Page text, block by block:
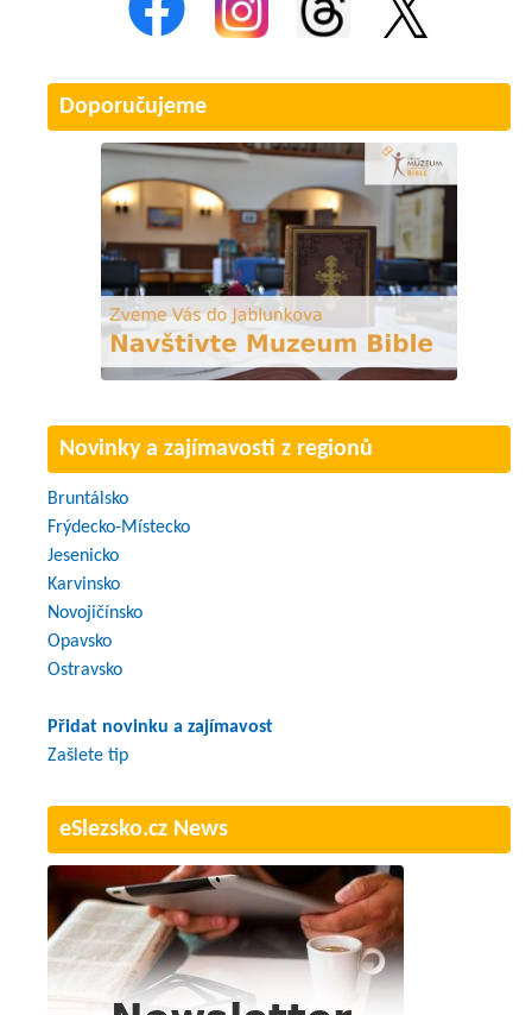
Doporučujeme
Novinky a zajímavosti z regionů
Bruntálsko
Frýdecko-Místecko
Jesenicko
Karvinsko
Novojičínsko
Opavsko
Ostravsko
Přidat novinku a zajímavost
Zašlete tip
eSlezsko.cz News